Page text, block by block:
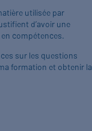
utilisée par
d’avoir une
compétences.
sur les questions
formation et obtenir la